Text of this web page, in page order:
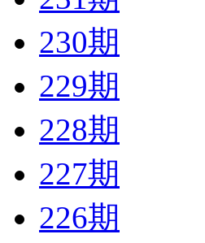
230期
229期
228期
227期
226期